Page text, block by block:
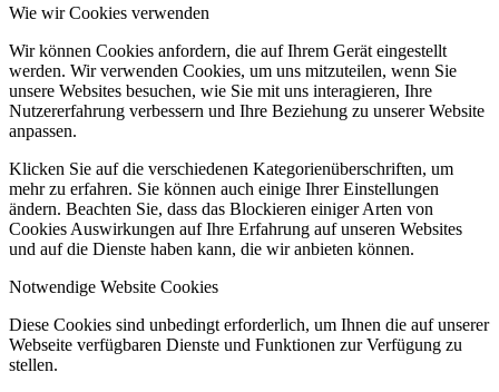
Wie wir Cookies verwenden
Wir können Cookies anfordern, die auf Ihrem Gerät eingestellt
werden. Wir verwenden Cookies, um uns mitzuteilen, wenn Sie
unsere Websites besuchen, wie Sie mit uns interagieren, Ihre
Nutzererfahrung verbessern und Ihre Beziehung zu unserer Website
anpassen.
Klicken Sie auf die verschiedenen Kategorienüberschriften, um
mehr zu erfahren. Sie können auch einige Ihrer Einstellungen
ändern. Beachten Sie, dass das Blockieren einiger Arten von
Cookies Auswirkungen auf Ihre Erfahrung auf unseren Websites
und auf die Dienste haben kann, die wir anbieten können.
Notwendige Website Cookies
Diese Cookies sind unbedingt erforderlich, um Ihnen die auf unserer
Webseite verfügbaren Dienste und Funktionen zur Verfügung zu
stellen.